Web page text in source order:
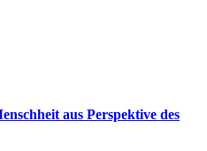
aus Perspektive des